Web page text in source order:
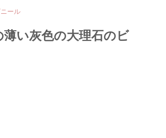
ール
い灰色の大理石のビ